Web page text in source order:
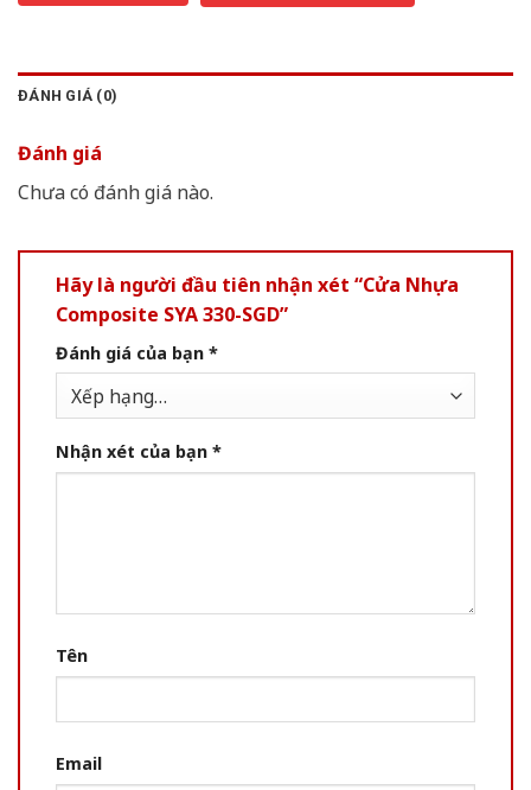
ĐÁNH GIÁ (0)
Đánh giá
Chưa có đánh giá nào.
Hãy là người đầu tiên nhận xét “Cửa Nhựa
Composite SYA 330-SGD”
Đánh giá của bạn *
Nhận xét của bạn *
Tên
Email